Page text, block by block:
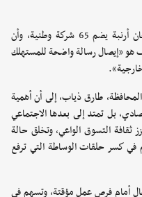
وأوضح أن مهرجان «أهلًا رمضان» في خان أرنبة يضم 65 شركة وطنية، وأن
أن الهدف هو «إيصال رسالة واضحة للمستهلك
طارق ذياب، إلى أن أهمية
بل تمتد إلى بعدها الاجتماعي
ثقافة التسوق الواعي، وتخلق حالة
في كسر حلقات الوساطة التي ترفع
أمام فرص عمل مؤقتة، وتسهم في